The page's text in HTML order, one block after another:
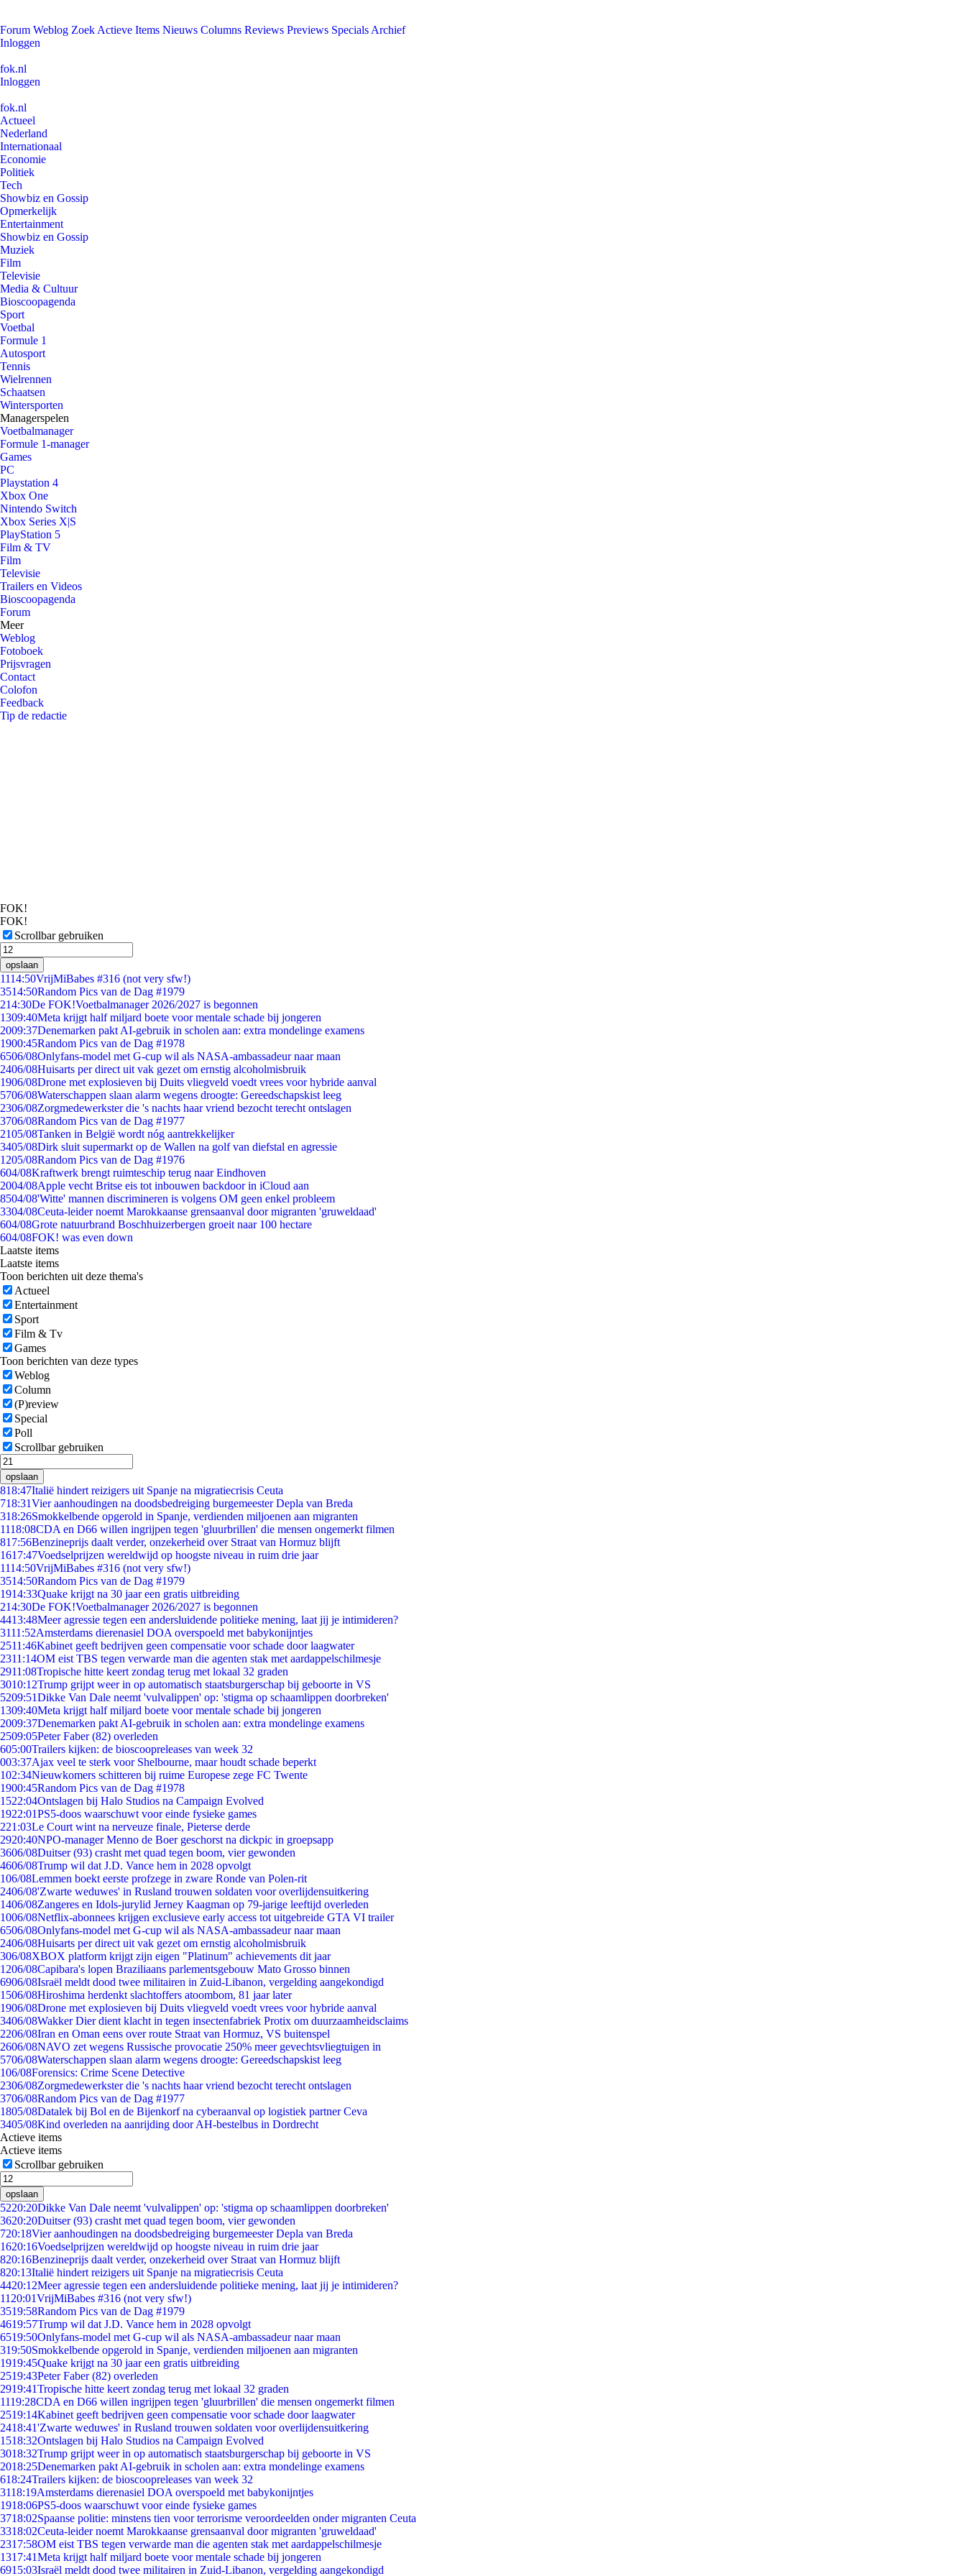
Forum Weblog Zoek Actieve Items Nieuws Columns Reviews Previews Specials Archief
Inloggen
fok.nl
Inloggen
fok.nl
Actueel
Nederland
Internationaal
Economie
Politiek
Tech
Showbiz en Gossip
Opmerkelijk
Entertainment
Showbiz en Gossip
Muziek
Film
Televisie
Media & Cultuur
Bioscoopagenda
Sport
Voetbal
Formule 1
Autosport
Tennis
Wielrennen
Schaatsen
Wintersporten
Managerspelen
Voetbalmanager
Formule 1-manager
Games
PC
Playstation 4
Xbox One
Nintendo Switch
Xbox Series X|S
PlayStation 5
Film & TV
Film
Televisie
Trailers en Videos
Bioscoopagenda
Forum
Meer
Weblog
Fotoboek
Prijsvragen
Contact
Colofon
Feedback
Tip de redactie
FOK!
FOK!
Scrollbar gebruiken
opslaan
1114:50VrijMiBabes #316 (not very sfw!)
3514:50Random Pics van de Dag #1979
214:30De FOK!Voetbalmanager 2026/2027 is begonnen
1309:40Meta krijgt half miljard boete voor mentale schade bij jongeren
2009:37Denemarken pakt AI-gebruik in scholen aan: extra mondelinge examens
1900:45Random Pics van de Dag #1978
6506/08Onlyfans-model met G-cup wil als NASA-ambassadeur naar maan
2406/08Huisarts per direct uit vak gezet om ernstig alcoholmisbruik
1906/08Drone met explosieven bij Duits vliegveld voedt vrees voor hybride aanval
5706/08Waterschappen slaan alarm wegens droogte: Gereedschapskist leeg
2306/08Zorgmedewerkster die 's nachts haar vriend bezocht terecht ontslagen
3706/08Random Pics van de Dag #1977
2105/08Tanken in België wordt nóg aantrekkelijker
3405/08Dirk sluit supermarkt op de Wallen na golf van diefstal en agressie
1205/08Random Pics van de Dag #1976
604/08Kraftwerk brengt ruimteschip terug naar Eindhoven
2004/08Apple vecht Britse eis tot inbouwen backdoor in iCloud aan
8504/08'Witte' mannen discrimineren is volgens OM geen enkel probleem
3304/08Ceuta-leider noemt Marokkaanse grensaanval door migranten 'gruweldaad'
604/08Grote natuurbrand Boschhuizerbergen groeit naar 100 hectare
604/08FOK! was even down
Laatste items
Laatste items
Toon berichten uit deze thema's
Actueel
Entertainment
Sport
Film & Tv
Games
Toon berichten van deze types
Weblog
Column
(P)review
Special
Poll
Scrollbar gebruiken
opslaan
818:47Italië hindert reizigers uit Spanje na migratiecrisis Ceuta
718:31Vier aanhoudingen na doodsbedreiging burgemeester Depla van Breda
318:26Smokkelbende opgerold in Spanje, verdienden miljoenen aan migranten
1118:08CDA en D66 willen ingrijpen tegen 'gluurbrillen' die mensen ongemerkt filmen
817:56Benzineprijs daalt verder, onzekerheid over Straat van Hormuz blijft
1617:47Voedselprijzen wereldwijd op hoogste niveau in ruim drie jaar
1114:50VrijMiBabes #316 (not very sfw!)
3514:50Random Pics van de Dag #1979
1914:33Quake krijgt na 30 jaar een gratis uitbreiding
214:30De FOK!Voetbalmanager 2026/2027 is begonnen
4413:48Meer agressie tegen een andersluidende politieke mening, laat jij je intimideren?
3111:52Amsterdams dierenasiel DOA overspoeld met babykonijntjes
2511:46Kabinet geeft bedrijven geen compensatie voor schade door laagwater
2311:14OM eist TBS tegen verwarde man die agenten stak met aardappelschilmesje
2911:08Tropische hitte keert zondag terug met lokaal 32 graden
3010:12Trump grijpt weer in op automatisch staatsburgerschap bij geboorte in VS
5209:51Dikke Van Dale neemt 'vulvalippen' op: 'stigma op schaamlippen doorbreken'
1309:40Meta krijgt half miljard boete voor mentale schade bij jongeren
2009:37Denemarken pakt AI-gebruik in scholen aan: extra mondelinge examens
2509:05Peter Faber (82) overleden
605:00Trailers kijken: de bioscoopreleases van week 32
003:37Ajax veel te sterk voor Shelbourne, maar houdt schade beperkt
102:34Nieuwkomers schitteren bij ruime Europese zege FC Twente
1900:45Random Pics van de Dag #1978
1522:04Ontslagen bij Halo Studios na Campaign Evolved
1922:01PS5-doos waarschuwt voor einde fysieke games
221:03Le Court wint na nerveuze finale, Pieterse derde
2920:40NPO-manager Menno de Boer geschorst na dickpic in groepsapp
3606/08Duitser (93) crasht met quad tegen boom, vier gewonden
4606/08Trump wil dat J.D. Vance hem in 2028 opvolgt
106/08Lemmen boekt eerste profzege in zware Ronde van Polen-rit
2406/08'Zwarte weduwes' in Rusland trouwen soldaten voor overlijdensuitkering
1406/08Zangeres en Idols-jurylid Jerney Kaagman op 79-jarige leeftijd overleden
1006/08Netflix-abonnees krijgen exclusieve early access tot uitgebreide GTA VI trailer
6506/08Onlyfans-model met G-cup wil als NASA-ambassadeur naar maan
2406/08Huisarts per direct uit vak gezet om ernstig alcoholmisbruik
306/08XBOX platform krijgt zijn eigen "Platinum" achievements dit jaar
1206/08Capibara's lopen Braziliaans parlementsgebouw Mato Grosso binnen
6906/08Israël meldt dood twee militairen in Zuid-Libanon, vergelding aangekondigd
1506/08Hiroshima herdenkt slachtoffers atoombom, 81 jaar later
1906/08Drone met explosieven bij Duits vliegveld voedt vrees voor hybride aanval
3406/08Wakker Dier dient klacht in tegen insectenfabriek Protix om duurzaamheidsclaims
2206/08Iran en Oman eens over route Straat van Hormuz, VS buitenspel
2606/08NAVO zet wegens Russische provocatie 250% meer gevechtsvliegtuigen in
5706/08Waterschappen slaan alarm wegens droogte: Gereedschapskist leeg
106/08Forensics: Crime Scene Detective
2306/08Zorgmedewerkster die 's nachts haar vriend bezocht terecht ontslagen
3706/08Random Pics van de Dag #1977
1805/08Datalek bij Bol en de Bijenkorf na cyberaanval op logistiek partner Ceva
3405/08Kind overleden na aanrijding door AH-bestelbus in Dordrecht
Actieve items
Actieve items
Scrollbar gebruiken
opslaan
5220:20Dikke Van Dale neemt 'vulvalippen' op: 'stigma op schaamlippen doorbreken'
3620:20Duitser (93) crasht met quad tegen boom, vier gewonden
720:18Vier aanhoudingen na doodsbedreiging burgemeester Depla van Breda
1620:16Voedselprijzen wereldwijd op hoogste niveau in ruim drie jaar
820:16Benzineprijs daalt verder, onzekerheid over Straat van Hormuz blijft
820:13Italië hindert reizigers uit Spanje na migratiecrisis Ceuta
4420:12Meer agressie tegen een andersluidende politieke mening, laat jij je intimideren?
11 20:01VrijMiBabes #316 (not very sfw!)
3519:58Random Pics van de Dag #1979
4619:57Trump wil dat J.D. Vance hem in 2028 opvolgt
6519:50Onlyfans-model met G-cup wil als NASA-ambassadeur naar maan
319:50Smokkelbende opgerold in Spanje, verdienden miljoenen aan migranten
1919:45Quake krijgt na 30 jaar een gratis uitbreiding
2519:43Peter Faber (82) overleden
2919:41Tropische hitte keert zondag terug met lokaal 32 graden
1119:28CDA en D66 willen ingrijpen tegen 'gluurbrillen' die mensen ongemerkt filmen
2519:14Kabinet geeft bedrijven geen compensatie voor schade door laagwater
2418:41'Zwarte weduwes' in Rusland trouwen soldaten voor overlijdensuitkering
1518:32Ontslagen bij Halo Studios na Campaign Evolved
3018:32Trump grijpt weer in op automatisch staatsburgerschap bij geboorte in VS
2018:25Denemarken pakt AI-gebruik in scholen aan: extra mondelinge examens
618:24Trailers kijken: de bioscoopreleases van week 32
3118:19Amsterdams dierenasiel DOA overspoeld met babykonijntjes
1918:06PS5-doos waarschuwt voor einde fysieke games
3718:02Spaanse politie: minstens tien voor terrorisme veroordeelden onder migranten Ceuta
3318:02Ceuta-leider noemt Marokkaanse grensaanval door migranten 'gruweldaad'
2317:58OM eist TBS tegen verwarde man die agenten stak met aardappelschilmesje
1317:41Meta krijgt half miljard boete voor mentale schade bij jongeren
6915:03Israël meldt dood twee militairen in Zuid-Libanon, vergelding aangekondigd